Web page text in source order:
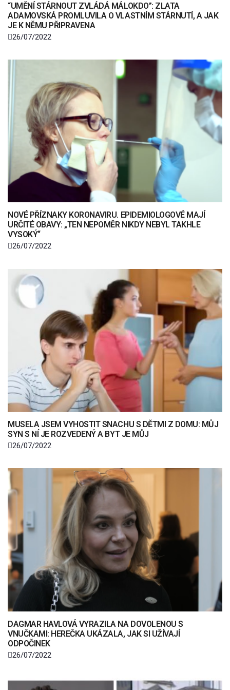
“UMĚNÍ STÁRNOUT ZVLÁDÁ MÁLOKDO”: ZLATA
ADAMOVSKÁ PROMLUVILA O VLASTNÍM STÁRNUTÍ, A JAK
JE K NĚMU PŘIPRAVENA
26/07/2022
NOVÉ PŘÍZNAKY KORONAVIRU. EPIDEMIOLOGOVÉ MAJÍ
URČITÉ OBAVY: „TEN NEPOMĚR NIKDY NEBYL TAKHLE
VYSOKÝ“
26/07/2022
MUSELA JSEM VYHOSTIT SNACHU S DĚTMI Z DOMU: MŮJ
SYN S NÍ JE ROZVEDENÝ A BYT JE MŮJ
26/07/2022
DAGMAR HAVLOVÁ VYRAZILA NA DOVOLENOU S
VNUČKAMI: HEREČKA UKÁZALA, JAK SI UŽÍVAJÍ
ODPOČINEK
26/07/2022